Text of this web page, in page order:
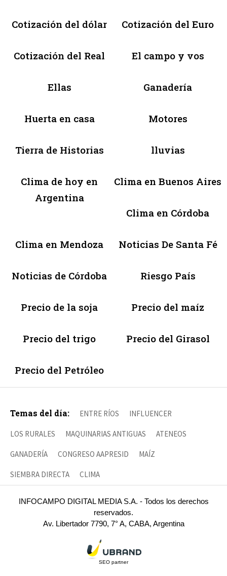
Cotización del dólar Cotización del Euro
Cotización del Real El campo y vos
Ellas Ganadería
Huerta en casa Motores
Tierra de Historias lluvias
Clima de hoy en
Argentina
Clima en Buenos Aires
Clima en Córdoba
Clima en Mendoza Noticias De Santa Fé
Noticias de Córdoba Riesgo País
Precio de la soja Precio del maíz
Precio del trigo Precio del Girasol
Precio del Petróleo
Temas del día: ENTRE RÍOS INFLUENCER
LOS RURALES MAQUINARIAS ANTIGUAS ATENEOS
GANADERÍA CONGRESO AAPRESID MAÍZ
SIEMBRA DIRECTA CLIMA
INFOCAMPO DIGITAL MEDIA S.A. - Todos los derechos
reservados.
Av. Libertador 7790, 7° A, CABA, Argentina
SEO partner